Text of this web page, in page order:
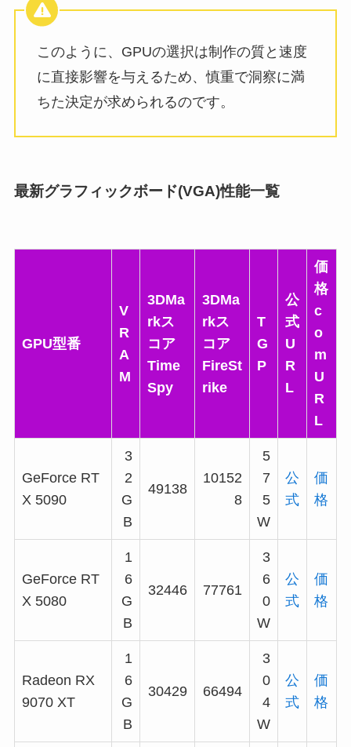
このように、GPUの選択は制作の質と速度
に直接影響を与えるため、慎重で洞察に満
ちた決定が求められるのです。
最新グラフィックボード(VGA)性能一覧
GPU型番
V
R
A
M
3DMa
rkス
コア
Time
Spy
3DMa
rkス
コア
FireSt
rike
T
G
P
公
式
U
R
L
価
格
c
o
m
U
R
L
GeForce RT
X 5090
3
2
G
B
49138
10152
8
5
7
5
W
公
式
価
格
GeForce RT
X 5080
1
6
G
B
32446 77761
3
6
0
W
公
式
価
格
Radeon RX
9070 XT
1
6
G
B
30429 66494
3
0
4
W
公
式
価
格